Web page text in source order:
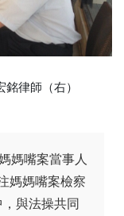
律師（右）
媽嘴案當事人
媽媽嘴案檢察
與法操共同